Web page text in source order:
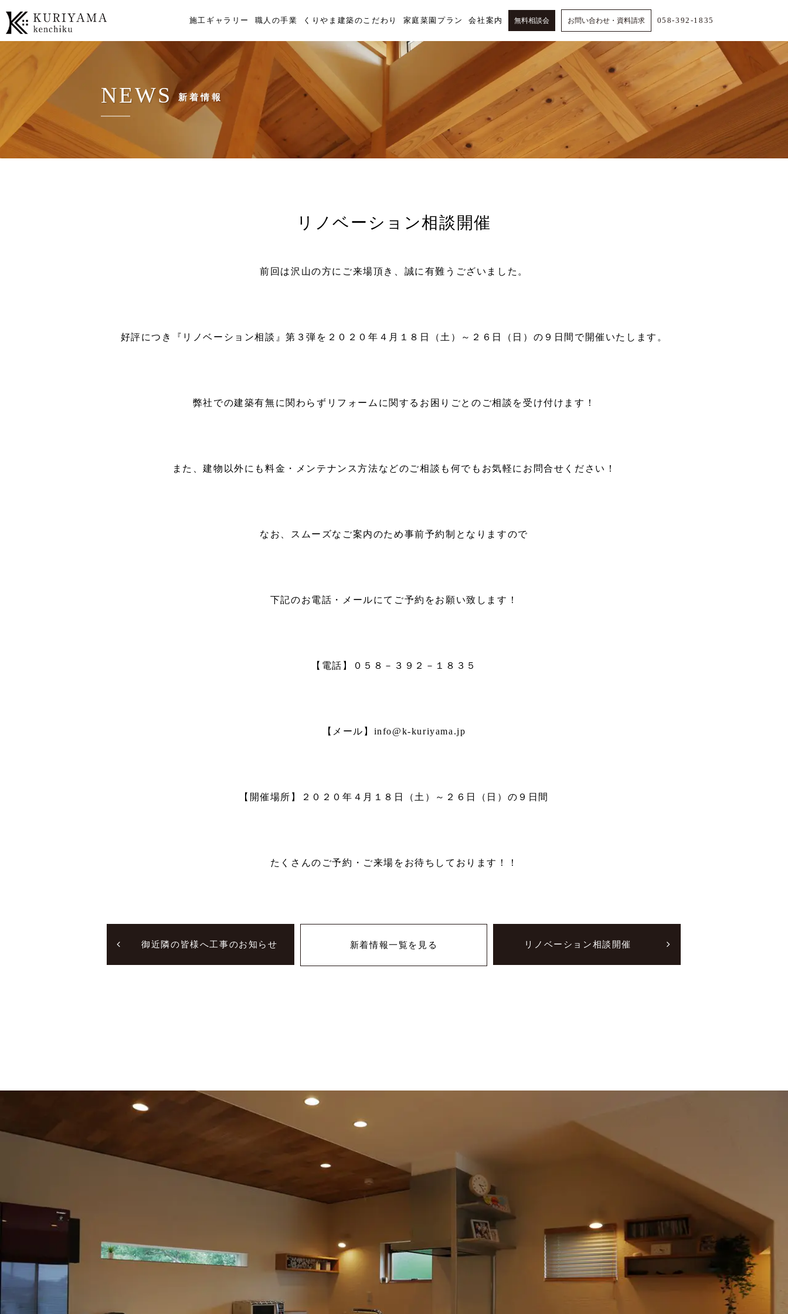
施工ギャラリー 職人の手業 くりやま建築のこだわり 家庭菜園プラン 会社案内 無料相談会 お問い合わせ・資料請求 058-392-1835
NEWS 新着情報
リノベーション相談開催
前回は沢山の方にご来場頂き、誠に有難うございました。
好評につき『リノベーション相談』第３弾を２０２０年４月１８日（土）～２６日（日）の９日間で開催いたします。
弊社での建築有無に関わらずリフォームに関するお困りごとのご相談を受け付けます！
また、建物以外にも料金・メンテナンス方法などのご相談も何でもお気軽にお問合せください！
なお、スムーズなご案内のため事前予約制となりますので
下記のお電話・メールにてご予約をお願い致します！
【電話】０５８－３９２－１８３５
【メール】info@k-kuriyama.jp
【開催場所】２０２０年４月１８日（土）～２６日（日）の９日間
たくさんのご予約・ご来場をお待ちしております！！
御近隣の皆様へ工事のお知らせ 新着情報一覧を見る リノベーション相談開催